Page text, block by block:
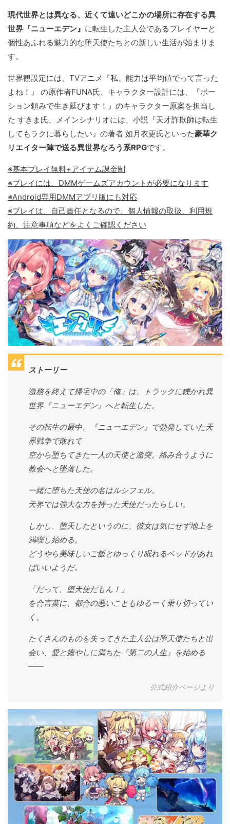
現代世界とは異なる、近くて遠いどこかの場所に存在する異
世界『ニューエデン』 に転生した主人公であるプレイヤーと
個性あふれる魅力的な堕天使たちとの新しい生活が始まりま
す。
世界観設定には、TVアニメ『私、能力は平均値でって言った
よね！』 の原作者FUNA氏、キャラクター設計には、『ポー
ション頼みで生き延びます！』のキャラクター原案を担当し
た すきま氏、メインシナリオには、小説『天才詐欺師は転生
してもラクに暮らしたい』の著者 如月衣更氏といった豪華ク
リエイター陣で送る異世界なろう系RPGです。
※基本プレイ無料+アイテム課金制
※プレイには、DMMゲームズアカウントが必要になります
※Android専用DMMアプリ版にも対応
※プレイは、自己責任となるので、個人情報の取扱、利用規
約、注意事項などをよくご確認ください
ストーリー
激務を終えて帰宅中の「俺」は、トラックに轢かれ異
世界『ニューエデン』へと転生した。
その転生の最中、『ニューエデン』で勃発していた天
界戦争で敗れて
空から堕ちてきた一人の天使と激突。絡み合うように
教会へと墜落した。
一緒に堕ちた天使の名はルシフェル。
天界では強大な力を持った天使だったらしい。
しかし、堕天したというのに、彼女は気にせず地上を
満喫し始める。
どうやら美味しいご飯とゆっくり眠れるベッドがあれ
ばいいようだ。
「だって、堕天使だもん！」
を合言葉に、都合の悪いこともゆるーく乗り切ってい
く。
たくさんのものを失ってきた主人公は堕天使たちと出
会い、愛と癒やしに満ちた『第二の人生』を始める
――
公式紹介ページより